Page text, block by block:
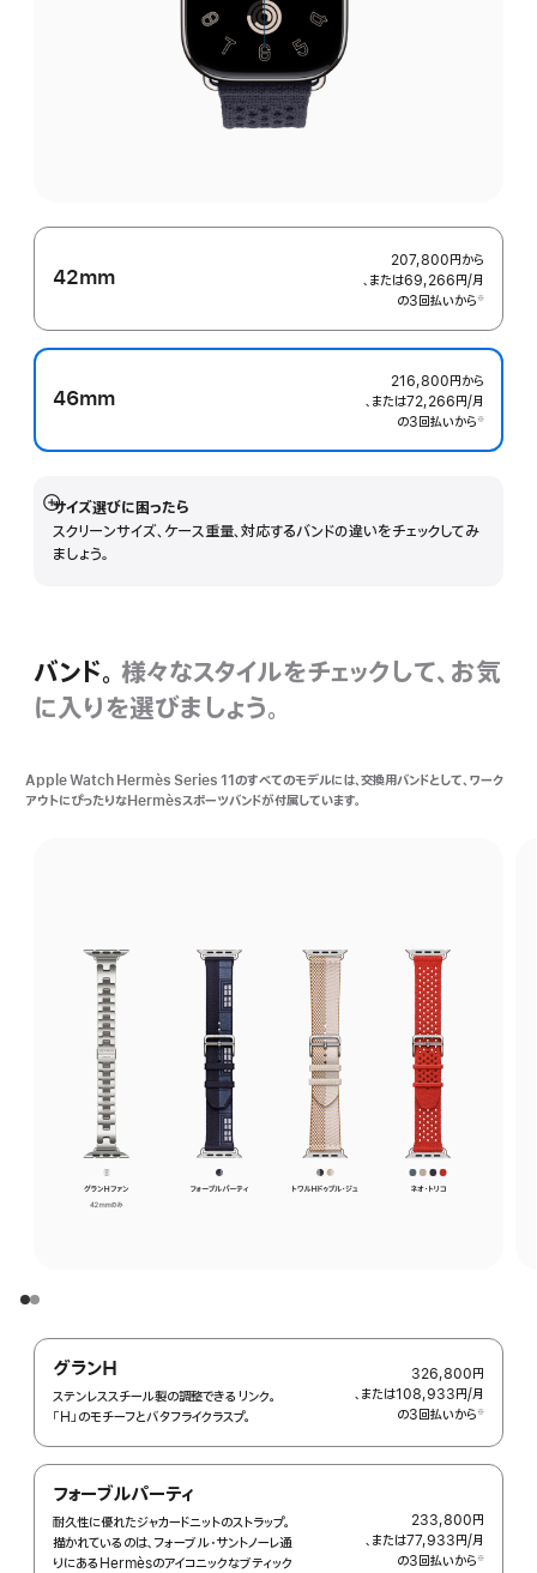
42mm
207,800円から
、または69,266円/月
の3回払いから ※
46mm
216,800円から
、または72,266円/月
の3回払いから ※
サイズ選びに困ったら
スクリーンサイズ、ケース重量、対応するバンドの違いをチェックしてみ
ましょう。
詳
細
を
バンド。 様々なスタイルをチェックして、お気
に入りを選びましょう。
Apple Watch Hermès Series 11のすべてのモデルには、交換用バンドとして、ワーク
アウトにぴったりなHermèsスポーツバンドが付属しています。
グランH
ステンレススチール製の調整できるリンク。
「H」のモチーフとバタフライクラスプ。
326,800円
、または108,933円/月
の3回払いから ※
フォーブルパーティ
耐久性に優れたジャカードニットのストラップ。
描かれているのは、フォーブル・サントノーレ通
りにあるHermèsのアイコニックなブティック
233,800円
、または77,933円/月
の3回払いから ※